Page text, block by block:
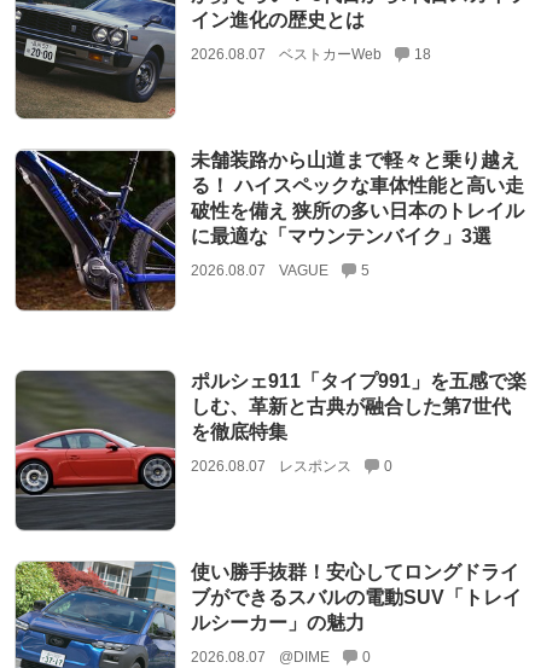
イン進化の歴史とは
2026.08.07 ベストカーWeb 18
未舗装路から山道まで軽々と乗り越え
る！ ハイスペックな車体性能と高い走
破性を備え 狭所の多い日本のトレイル
に最適な「マウンテンバイク」3選
2026.08.07 VAGUE 5
ポルシェ911「タイプ991」を五感で楽
しむ、革新と古典が融合した第7世代
を徹底特集
2026.08.07 レスポンス 0
使い勝手抜群！安心してロングドライ
ブができるスバルの電動SUV「トレイ
ルシーカー」の魅力
2026.08.07 @DIME 0